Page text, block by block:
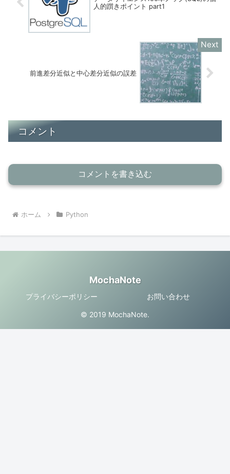
人的躓きポイント part1
前進差分近似と中心差分近似の誤差
コメント
コメントを書き込む
ホーム Python
MochaNote
プライバシーポリシー お問い合わせ
© 2019 MochaNote.